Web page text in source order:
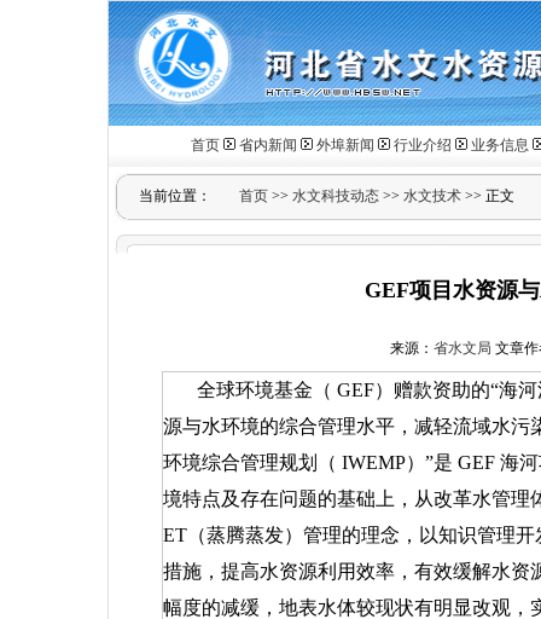
首页 省内新闻 外埠新闻 行业介绍 业务信息
当前位置： 首页 >> 水文科技动态 >> 水文技术 >> 正文
GEF项目水资源
来源： 省水文局 文章作
全球环境基金（ GEF）赠款资助的“海
源与水环境的综合管理水平，减轻流域水
环境综合管理规划（ IWEMP）”是 GEF 海
境特点及存在问题的基础上，从改革水管
ET （蒸腾蒸发）管理的理念，以知识管理
措施，提高水资源利用效率，有效缓解水
幅度的减缓，地表水体较现状有明显改观